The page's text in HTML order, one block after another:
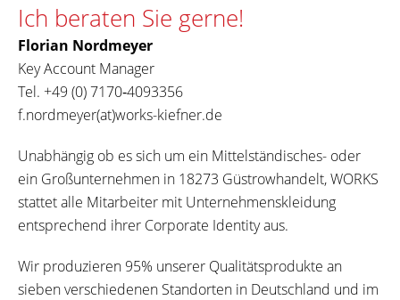
Ich beraten Sie gerne!
Florian Nordmeyer
Key Account Manager
Tel. +49 (0) 7170‐4093356
f.nordmeyer(at)works-kiefner.de
Unabhängig ob es sich um ein Mittelständisches- oder
ein Großunternehmen in 18273 Güstrowhandelt, WORKS
stattet alle Mitarbeiter mit Unternehmenskleidung
entsprechend ihrer Corporate Identity aus.
Wir produzieren 95% unserer Qualitätsprodukte an
sieben verschiedenen Standorten in Deutschland und im